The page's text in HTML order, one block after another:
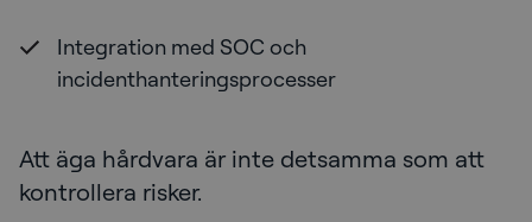
Integration med SOC och
incidenthanteringsprocesser
Att äga hårdvara är inte detsamma som att
kontrollera risker.